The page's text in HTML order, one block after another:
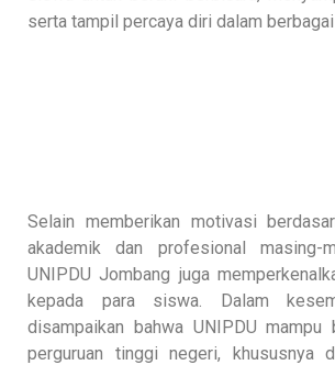
serta tampil percaya diri dalam
Selain memberikan motivasi
akademik dan profesional masing-
UNIPDU Jombang juga
kepada para siswa. Dalam
disampaikan bahwa UNIPDU mampu
perguruan tinggi negeri, khususnya